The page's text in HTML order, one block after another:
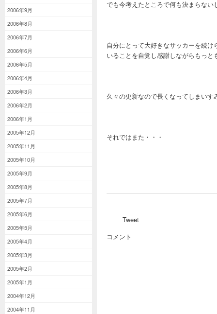
2006年9月
2006年8月
2006年7月
2006年6月
2006年5月
2006年4月
2006年3月
2006年2月
2006年1月
2005年12月
2005年11月
2005年10月
2005年9月
2005年8月
2005年7月
2005年6月
2005年5月
2005年4月
2005年3月
2005年2月
2005年1月
2004年12月
2004年11月
でも今考えたところで何も決まらな
自分にとって大好きなサッカーを続
いることを自覚し感謝しながらもっ
久々の更新なので長くなってしまい
それではまた・・・
Tweet
コメント